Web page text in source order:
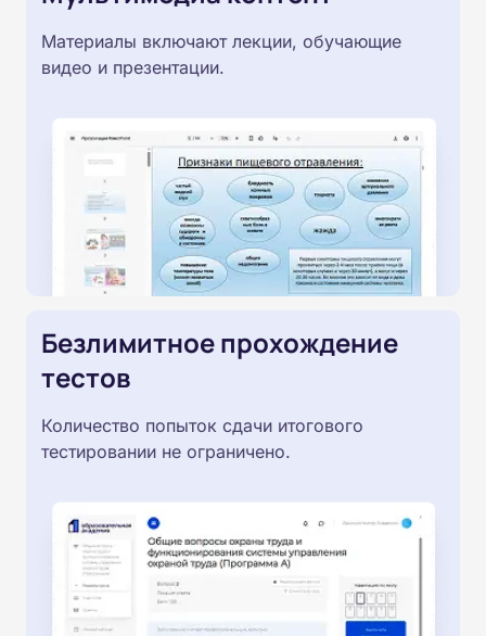
Материалы включают лекции, обучающие
видео и презентации.
Безлимитное прохождение
тестов
Количество попыток сдачи итогового
тестировании не ограничено.